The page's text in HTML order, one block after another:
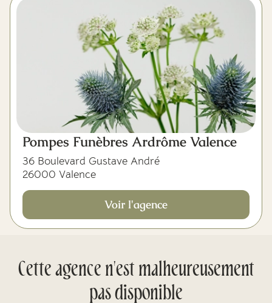
Pompes Funèbres Ardrôme Valence
36 Boulevard Gustave André
26000 Valence
Voir l'agence
Cette agence n'est malheureusement
pas disponible